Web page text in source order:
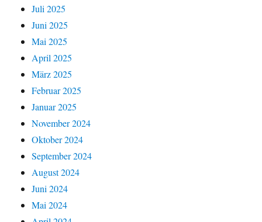
Juli 2025
Juni 2025
Mai 2025
April 2025
März 2025
Februar 2025
Januar 2025
November 2024
Oktober 2024
September 2024
August 2024
Juni 2024
Mai 2024